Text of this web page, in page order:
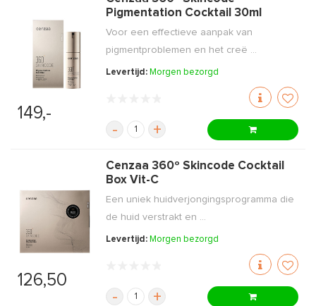
149,-
Pigmentation Cocktail 30ml
Voor een effectieve aanpak van
pigmentproblemen en het creë ...
Levertijd: Morgen bezorgd
- +
126,50
Cenzaa 360º Skincode Cocktail
Box Vit-C
Een uniek huidverjongingsprogramma die
de huid verstrakt en ...
Levertijd: Morgen bezorgd
- +